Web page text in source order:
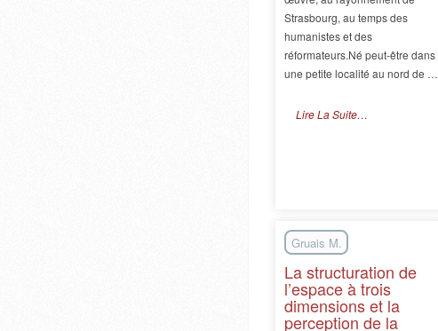
Strasbourg, au temps des
humanistes et des
réformateurs.Né peut-être dans
une petite localité au nord de …
Lire La Suite…
Gruais M.
La structuration de
l’espace à trois
dimensions et la
perception de la